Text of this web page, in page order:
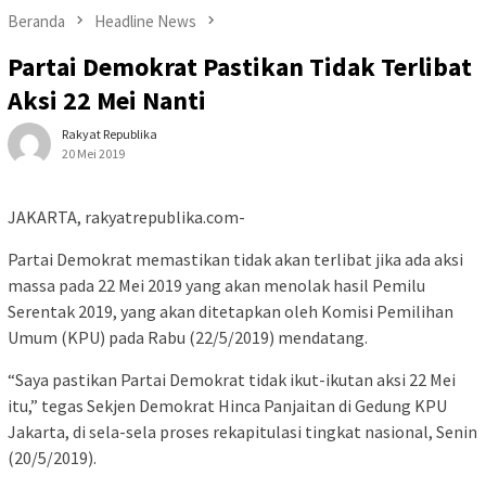
Beranda Headline News
Partai Demokrat Pastikan Tidak Terlibat
Aksi 22 Mei Nanti
Rakyat Republika
20 Mei 2019
JAKARTA, rakyatrepublika.com-
Partai Demokrat memastikan tidak akan terlibat jika ada aksi
massa pada 22 Mei 2019 yang akan menolak hasil Pemilu
Serentak 2019, yang akan ditetapkan oleh Komisi Pemilihan
Umum (KPU) pada Rabu (22/5/2019) mendatang.
“Saya pastikan Partai Demokrat tidak ikut-ikutan aksi 22 Mei
itu,” tegas Sekjen Demokrat Hinca Panjaitan di Gedung KPU
Jakarta, di sela-sela proses rekapitulasi tingkat nasional, Senin
(20/5/2019).